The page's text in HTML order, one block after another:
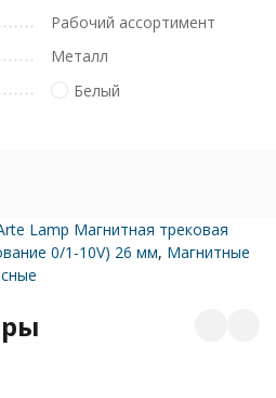
Рабочий ассортимент
Металл
Белый
Lamp Магнитная трековая
0/1-10V) 26 мм, Магнитные